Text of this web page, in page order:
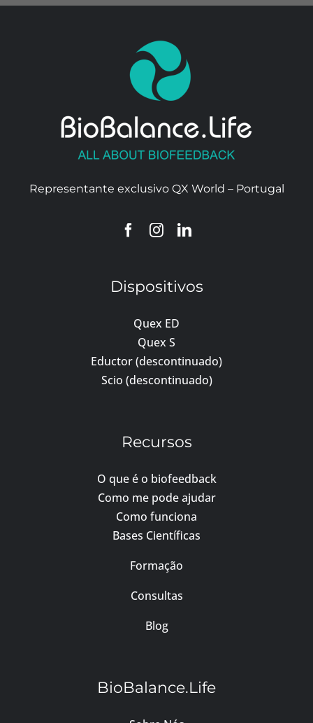
Representante exclusivo QX World – Portugal
Dispositivos
Quex ED
Quex S
Eductor (descontinuado)
Scio (descontinuado)
Recursos
O que é o biofeedback
Como me pode ajudar
Como funciona
Bases Científicas
Formação
Consultas
Blog
BioBalance.Life